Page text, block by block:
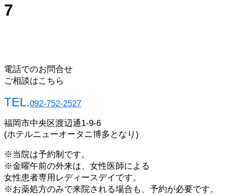
7
電話でのお問合せ
ご相談はこちら
TEL.092-752-2527
福岡市中央区渡辺通1-9-6
(ホテルニューオータニ博多となり)
※当院は予約制です。
※金曜午前の外来は、女性医師による
女性患者専用レディースデイです。
※お薬処方のみで来院される場合も、予約が必要です。